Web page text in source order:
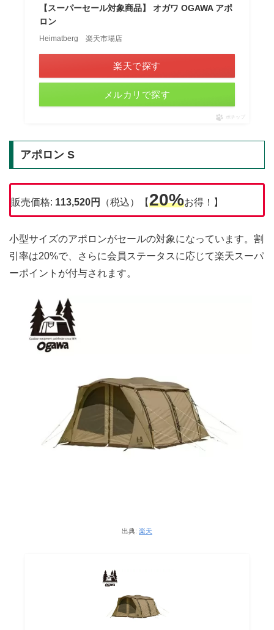
【スーパーセール対象商品】 オガワ OGAWA アポ
ロン
Heimatberg 楽天市場店
楽天で探す
メルカリで探す
ポチップ
アポロン S
販売価格: 113,520円 （税込）【20%お得！】
小型サイズのアポロンがセールの対象になっています。割
引率は20%で、さらに会員ステータスに応じて楽天スーパ
ーポイントが付与されます。
出典: 楽天